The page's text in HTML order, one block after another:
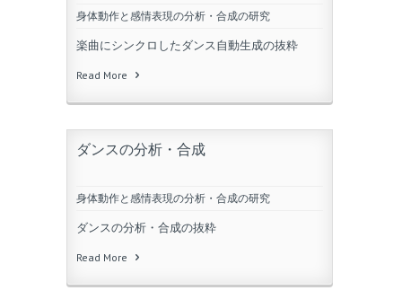
身体動作と感情表現の分析・合成の研究
楽曲にシンクロしたダンス自動生成の抜粋
Read More
ダンスの分析・合成
身体動作と感情表現の分析・合成の研究
ダンスの分析・合成の抜粋
Read More